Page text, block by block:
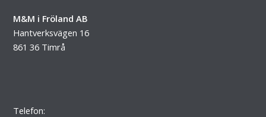
M&M i Fröland AB
Hantverksvägen 16
861 36 Timrå
Telefon: